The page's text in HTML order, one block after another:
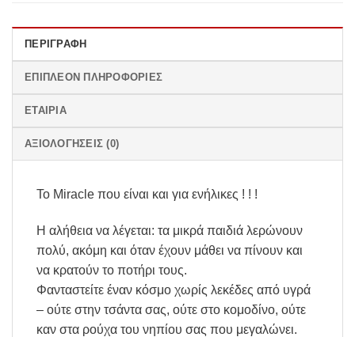
ΠΕΡΙΓΡΑΦΉ
ΕΠΙΠΛΈΟΝ ΠΛΗΡΟΦΟΡΊΕΣ
ΕΤΑΙΡΊΑ
ΑΞΙΟΛΟΓΉΣΕΙΣ (0)
Το Miracle που είναι και για ενήλικες ! ! !
Η αλήθεια να λέγεται: τα μικρά παιδιά λερώνουν
πολύ, ακόμη και όταν έχουν μάθει να πίνουν και
να κρατούν το ποτήρι τους.
Φανταστείτε έναν κόσμο χωρίς λεκέδες από υγρά
– ούτε στην τσάντα σας, ούτε στο κομοδίνο, ούτε
καν στα ρούχα του νηπίου σας που μεγαλώνει.